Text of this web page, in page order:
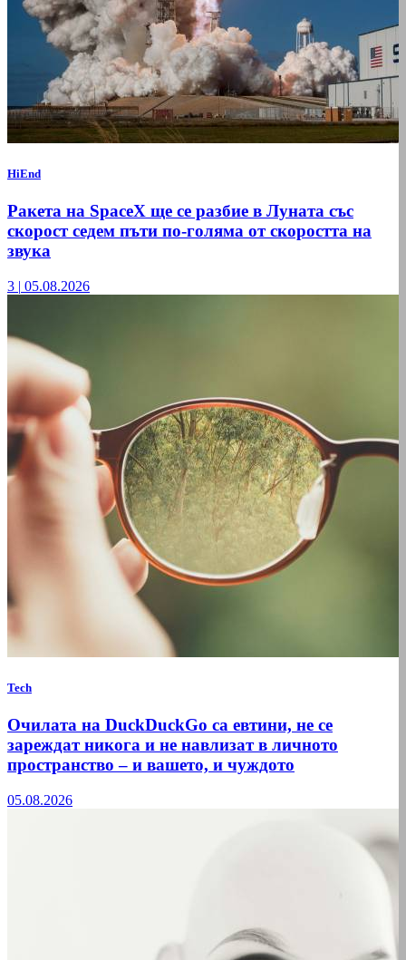
HiEnd
Ракета на SpaceX ще се разбие в Луната със
скорост седем пъти по-голяма от скоростта на
звука
3 | 05.08.2026
Tech
Очилата на DuckDuckGo са евтини, не се
зареждат никога и не навлизат в личното
пространство – и вашето, и чуждото
05.08.2026